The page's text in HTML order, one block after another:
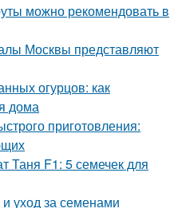
можно рекомендовать в
Москвы представляют
огурцов: как
дома
приготовления:
F1: 5 семечек для
уход за семенами